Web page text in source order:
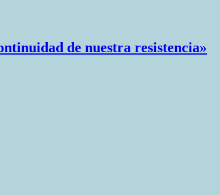
de nuestra resistencia»